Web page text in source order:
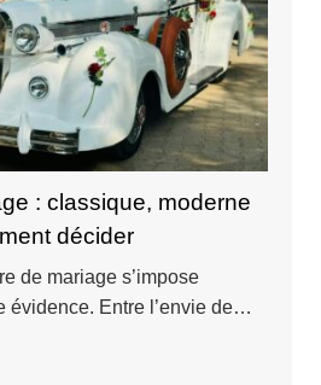
: classique, moderne
décider
de mariage s’impose
évidence. Entre l’envie de…